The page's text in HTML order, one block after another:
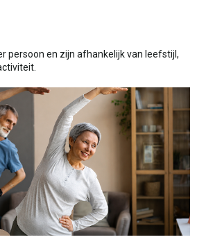
persoon en zijn afhankelijk van leefstijl,